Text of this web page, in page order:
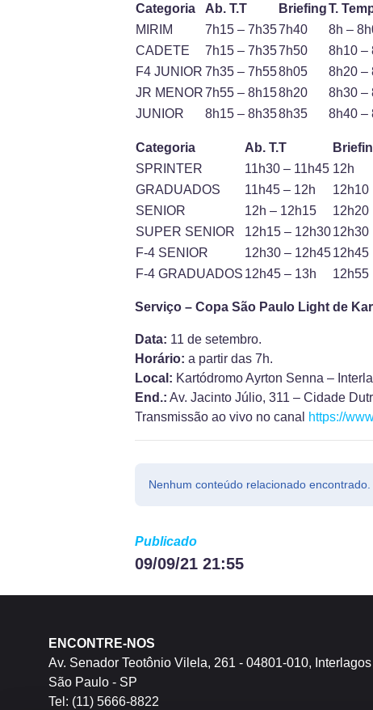
Categoria Ab. T.T BriefingT.
MIRIM
7h15 – 7h357h40
8h –
CADETE
7h15 – 7h357h50
8h10 –
F4 JUNIOR 7h35 – 7h558h05
8h20 –
JR MENOR7h55 – 8h158h20
8h30 –
JUNIOR
8h15 – 8h358h35 8h40 –
Categoria Ab. T.T
SPRINTER
11h30 – 11h45 12h
GRADUADOS
11h45 – 12h 12h10
SENIOR
12h – 12h15 12h20
SUPER SENIOR
12h15 – 12h3012h30
F-4 SENIOR
12h30 – 12h4512h45
F-4 GRADUADOS 12h45 – 13h 12h55
Serviço – Copa São Paulo Light de
Data: 11 de setembro.
Horário:a partir das 7h.
Local: Kartódromo Ayrton Senna –
End.: Av. Jacinto Júlio, 311 – Cidade
Transmissão ao vivo no canal https://
Nenhum conteúdo relacionado encontrado.
Publicado
09/09/21 21:55
ENCONTRE-NOS
Av. Senador Teotônio Vilela, 261 - 04801-010, Interlagos
São Paulo - SP
Tel: (11) 5666-8822